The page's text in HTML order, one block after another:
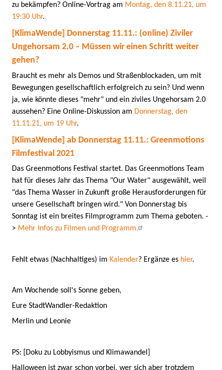
zu bekämpfen? Online-Vortrag am Montag, den 8.11.21, um
19:30 Uhr.
[KlimaWende] Donnerstag 11.11.: (online) Ziviler
Ungehorsam 2.0 – Müssen wir einen Schritt weiter
gehen?
Braucht es mehr als Demos und Straßenblockaden, um mit
Bewegungen gesellschaftlich erfolgreich zu sein? Und wenn
ja, wie könnte dieses "mehr" und ein ziviles Ungehorsam 2.0
aussehen? Eine Online-Diskussion am Donnerstag, den
11.11.21, um 19 Uhr.
[KlimaWende] ab Donnerstag 11.11.: Greenmotions
Filmfestival 2021
Das Greenmotions Festival startet. Das Greenmotions Team
hat für dieses Jahr das Thema "Our Water" ausgewählt, weil
"das Thema Wasser in Zukunft große Herausforderungen für
unsere Gesellschaft bringen wird." Von Donnerstag bis
Sonntag ist ein breites Filmprogramm zum Thema geboten. -
> Mehr Infos zu Filmen und Programm.
Fehlt etwas (Nachhaltiges) im Kalender? Ergänze es hier.
Am Wochende soll's Sonne geben,
Eure StadtWandler-Redaktion
Merlin und Leonie
PS: [Doku zu Lobbyismus und Klimawandel]
Halloween ist zwar schon vorbei, wer sich aber trotzdem